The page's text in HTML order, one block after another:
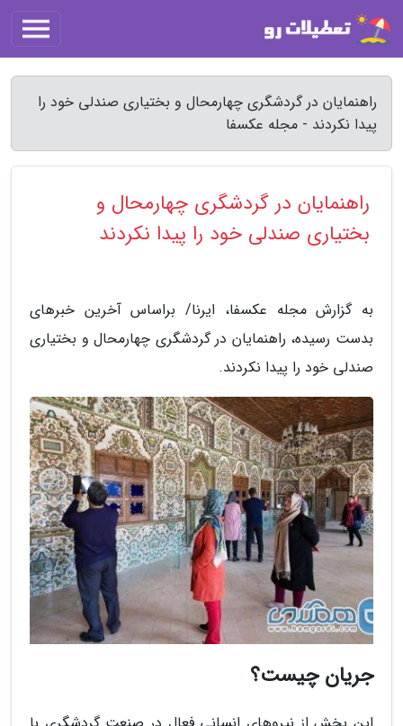
راهنمایان در گردشگری چهارمحال و بختیاری صندلی خود را
پیدا نکردند - مجله عکسفا
راهنمایان در گردشگری چهارمحال و
بختیاری صندلی خود را پیدا نکردند
به گزارش مجله عکسفا، ایرنا/ براساس آخرین خبرهای
بدست رسیده، راهنمایان در گردشگری چهارمحال و بختیاری
صندلی خود را پیدا نکردند.
جریان چیست؟